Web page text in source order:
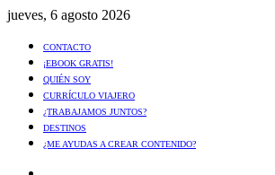
jueves, 6 agosto 2026
CONTACTO
¡EBOOK GRATIS!
QUIÉN SOY
CURRÍCULO VIAJERO
¿TRABAJAMOS JUNTOS?
DESTINOS
¿ME AYUDAS A CREAR CONTENIDO?